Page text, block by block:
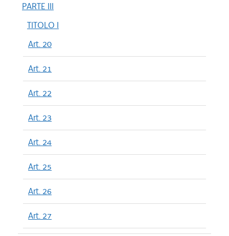
PARTE III
TITOLO I
Art. 20
Art. 21
Art. 22
Art. 23
Art. 24
Art. 25
Art. 26
Art. 27